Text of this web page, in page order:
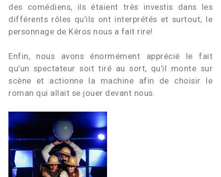
des comédiens, ils étaient très investis dans les
différents rôles qu’ils ont interprétés et surtout, le
personnage de Kéros nous a fait rire!
Enfin, nous avons énormément apprécié le fait
qu’un spectateur soit tiré au sort, qu’il monte sur
scène et actionne la machine afin de choisir le
roman qui allait se jouer devant nous.